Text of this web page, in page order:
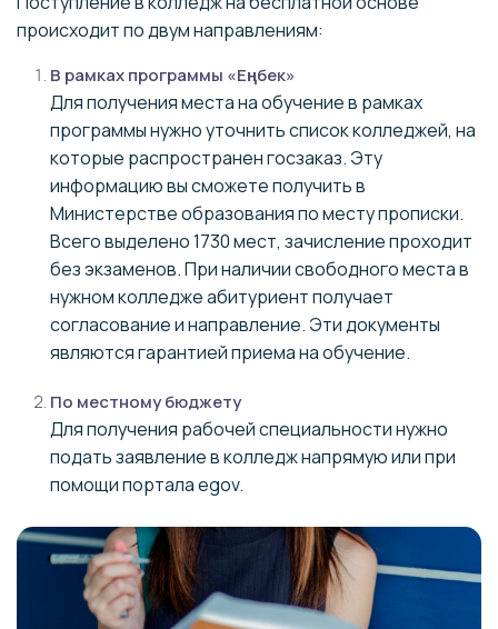
происходит по двум направлениям:
В рамках программы «Еңбек»
Для получения места на обучение в рамках
программы нужно уточнить список колледжей, на
которые распространен госзаказ. Эту
информацию вы сможете получить в
Министерстве образования по месту прописки.
Всего выделено 1730 мест, зачисление проходит
без экзаменов. При наличии свободного места в
нужном колледже абитуриент получает
согласование и направление. Эти документы
являются гарантией приема на обучение.
По местному бюджету
Для получения рабочей специальности нужно
подать заявление в колледж напрямую или при
помощи портала egov.